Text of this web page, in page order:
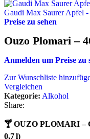
Gaudi Max Saurer Apfel
Preise zu sehen
Ouzo Plomari –
Anmelden um Preise zu
Zur Wunschliste
Vergleichen
Kategorie: Alkohol
Share:
🍸 OUZO PLOMARI –
0,7 l)